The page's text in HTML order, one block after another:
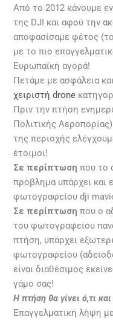
Από το 2012 κάνουμε
της DJI και αφού την
αποφασίσαμε φέτος
με το πιο
Ευρωπαϊκή αγορά!
Πετάμε με ασφάλεια
χειριστή drone
Πριν την πτήση
Πολιτικής
της περιοχής
έτοιμοι!
Σε περίπτωση που το
πρόβλημα υπάρχει και
φωτογραφείου dji
Σε περίπτωση που ο
του φωτογραφείου
πτήση, υπάρχει
φωτογραφείου
είναι διαθέσιμος
γάμο σας!
Η πτήση θα γίνει ό,τι και
Επαγγελματική λήψη